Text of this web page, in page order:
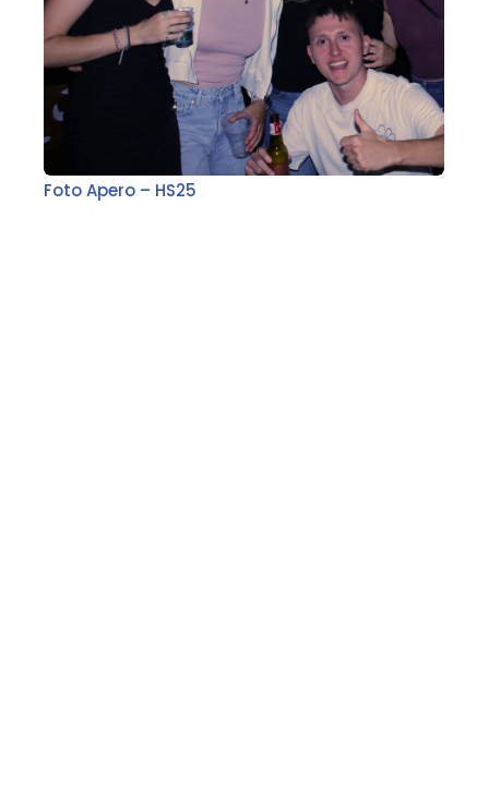
Foto Apero – HS25